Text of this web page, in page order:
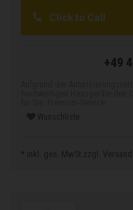
Click to Call
+49
Wunschliste
* inkl. ges. MwSt.zzgl.